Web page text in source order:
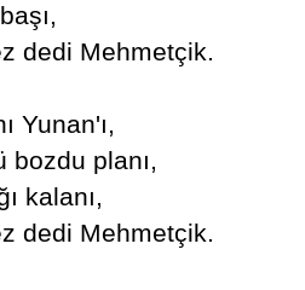
dedi Mehmetçik.
Yunan'ı,
bozdu planı,
kalanı,
dedi Mehmetçik.